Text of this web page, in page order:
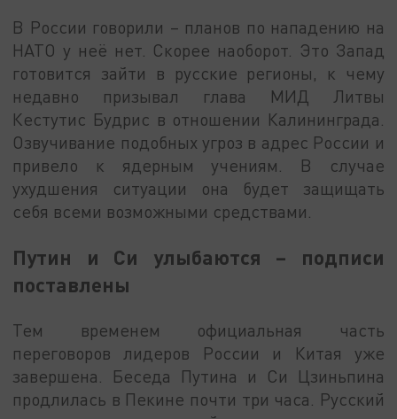
В России говорили – планов по нападению на
НАТО у неё нет. Скорее наоборот. Это Запад
готовится зайти в русские регионы, к чему
недавно призывал глава МИД Литвы
Кестутис Будрис в отношении Калининграда.
Озвучивание подобных угроз в адрес России и
привело к ядерным учениям. В случае
ухудшения ситуации она будет защищать
себя всеми возможными средствами.
Путин и Си улыбаются – подписи
поставлены
Тем временем официальная часть
переговоров лидеров России и Китая уже
завершена. Беседа Путина и Си Цзиньпина
продлилась в Пекине почти три часа. Русский